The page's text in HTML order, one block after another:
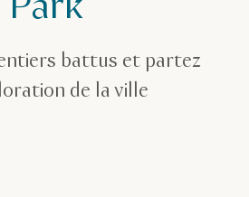
battus et partez
de la ville